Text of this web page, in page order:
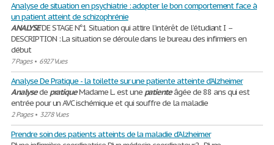
Analyse de situation en psychiatrie : adopter le bon comportement face à
un patient atteint de schizophrénie
ANALYSEDE STAGE N°1 Situation qui attire l’intérêt de l’étudiant I –
DESCRIPTION : La situation se déroule dans le bureau des infirmiers en
début
7 Pages• 6927 Vues
Analyse De Pratique - la toilette sur une patiente atteinte d'Alzheimer
Analysede pratiqueMadame L. est une patienteâgée de 88 ans qui est
entrée pour un AVC ischémique et qui souffre de la maladie
2 Pages• 3278 Vues
Prendre soin des patients atteints de la maladie d'Alzheimer